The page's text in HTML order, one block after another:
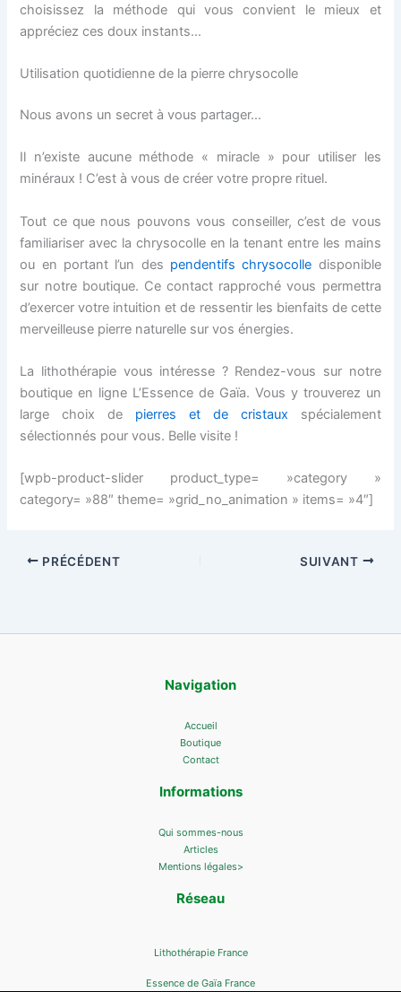
choisissez la méthode qui vous convient le mieux et
appréciez ces doux instants…
Utilisation quotidienne de la pierre chrysocolle
Nous avons un secret à vous partager…
Il n’existe aucune méthode « miracle » pour utiliser les
minéraux ! C’est à vous de créer votre propre rituel.
Tout ce que nous pouvons vous conseiller, c’est de vous
familiariser avec la chrysocolle en la tenant entre les mains
ou en portant l’un des pendentifs chrysocolle disponible
sur notre boutique. Ce contact rapproché vous permettra
d’exercer votre intuition et de ressentir les bienfaits de cette
merveilleuse pierre naturelle sur vos énergies.
La lithothérapie vous intéresse ? Rendez-vous sur notre
boutique en ligne L’Essence de Gaïa. Vous y trouverez un
large choix de pierres et de cristaux spécialement
sélectionnés pour vous. Belle visite !
[wpb-product-slider product_type= »category »
category= »88″ theme= »grid_no_animation » items= »4″]
PRÉCÉDENT SUIVANT
Navigation
Accueil
Boutique
Contact
Informations
Qui sommes-nous
Articles
Mentions légales>
Réseau
Lithothérapie France
Essence de Gaïa France